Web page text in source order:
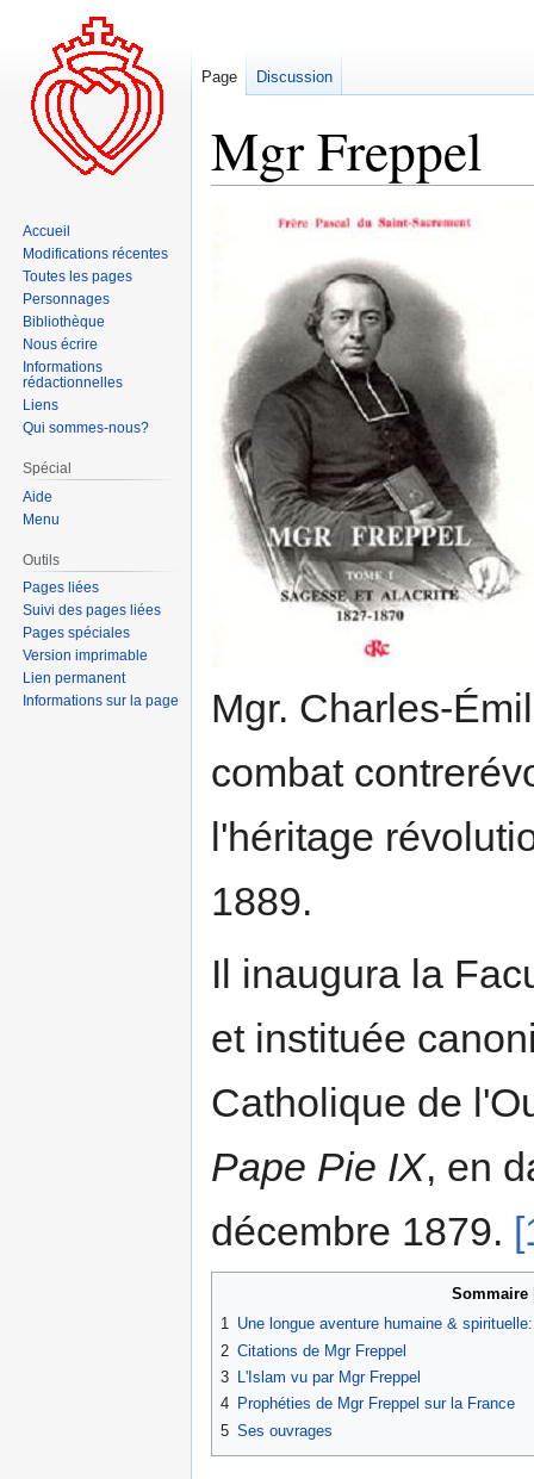
Mgr Freppel
navigation
recherche
Mgr. Charles-
combat
l'héritage
1889.
Il inaugura la
et instituée
Catholique de
Pape Pie IX, en
décembre 1879.
Sommaire
1 Une longue aventure humaine &
2 Citations de Mgr Freppel
3 L'Islam vu par Mgr Freppel
4 Prophéties de Mgr Freppel sur la France
5 Ses ouvrages
Page Discussion
Accueil
Modifications récentes
Toutes les pages
Personnages
Bibliothèque
Nous écrire
Informations
rédactionnelles
Liens
Qui sommes-nous?
Spécial
Aide
Menu
Outils
Pages liées
Suivi des pages liées
Pages spéciales
Version imprimable
Lien permanent
Informations sur la page